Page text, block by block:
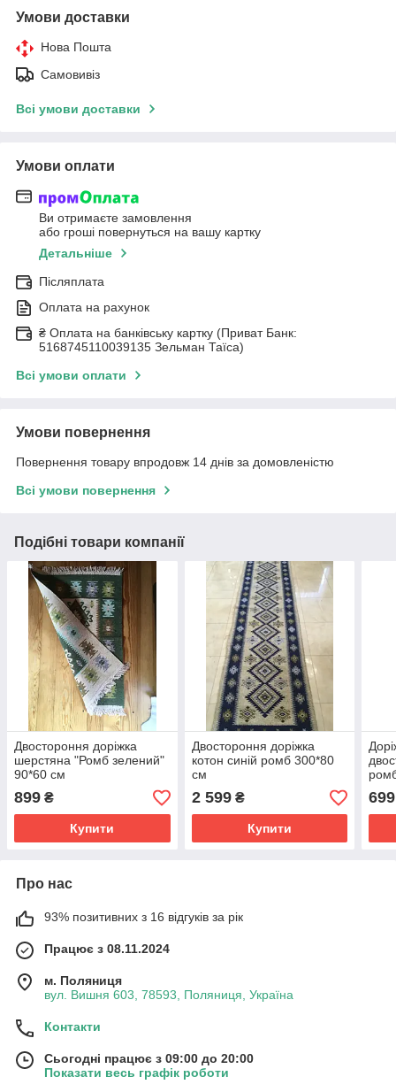
Умови доставки
Нова Пошта
Самовивіз
Всі умови доставки
Умови оплати
Ви отримаєте замовлення
або гроші повернуться на вашу картку
Детальніше
Післяплата
Оплата на рахунок
₴ Оплата на банківську картку (Приват Банк:
5168745110039135 Зельман Таїса)
Всі умови оплати
Умови повернення
Повернення товару впродовж 14 днів за домовленістю
Всі умови повернення
Подібні товари компанії
Двостороння доріжка
шерстяна "Ромб зелений"
90*60 см
899 ₴
Купити
Двостороння доріжка
котон синій ромб 300*80
см
2 599₴
Купити
699
Про нас
93% позитивних з 16 відгуків за рік
Працює з 08.11.2024
м. Поляниця
вул. Вишня 603, 78593, Поляниця, Україна
Контакти
Сьогодні працює з 09:00 до 20:00
Показати весь графік роботи